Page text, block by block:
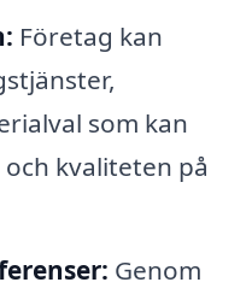
Företag kan
som kan
kvaliteten på
Genom